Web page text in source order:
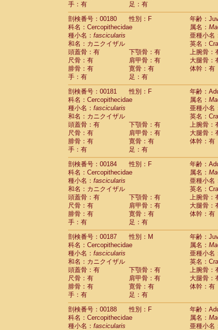
手：有
足：有
剖検番号：00180
性別：F
年齢：
科名：Cercopithecidae
属名：
種小名： fascicularis
亜種小名
和名：カニクイザル
英名：
頭蓋骨：有
下顎骨：有
上腕骨：
尺骨：有
肩甲骨：有
大腿骨：
腓骨：有
寛骨：有
体幹：有
手：有
足：有
剖検番号：00181
性別：F
年齢：
科名：Cercopithecidae
属名：
種小名： fascicularis
亜種小名
和名：カニクイザル
英名：
頭蓋骨：有
下顎骨：有
上腕骨：
尺骨：有
肩甲骨：有
大腿骨：
腓骨：有
寛骨：有
体幹：有
手：有
足：有
剖検番号：00184
性別：F
年齢：
科名：Cercopithecidae
属名：
種小名： fascicularis
亜種小名
和名：カニクイザル
英名：
頭蓋骨：有
下顎骨：有
上腕骨：
尺骨：有
肩甲骨：有
大腿骨：
腓骨：有
寛骨：有
体幹：有
手：有
足：有
剖検番号：00187
性別：M
年齢：
科名：Cercopithecidae
属名：
種小名： fascicularis
亜種小名
和名：カニクイザル
英名：
頭蓋骨：有
下顎骨：有
上腕骨：
尺骨：有
肩甲骨：有
大腿骨：
腓骨：有
寛骨：有
体幹：有
手：有
足：有
剖検番号：00188
性別：F
年齢：
科名：Cercopithecidae
属名：
種小名： fascicularis
亜種小名